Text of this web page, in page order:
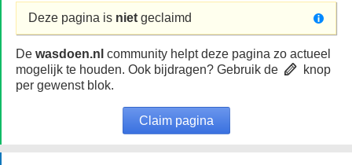
Deze pagina is niet geclaimd
De wasdoen.nl community helpt deze pagina zo actueel
mogelijk te houden. Ook bijdragen? Gebruik de
knop
per gewenst blok.
Claim pagina